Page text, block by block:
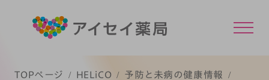
TOPページ HELiCO
予防と未病の健康情報